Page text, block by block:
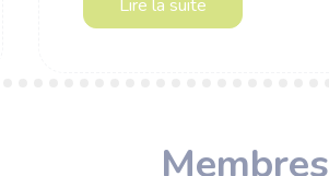
Lire la suite
Membres